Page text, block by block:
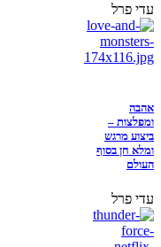
עדי פרל
אהבה
ומפלצות –
ביצוע מרגש
ומלא חן בסוף
העולם
עדי פרל